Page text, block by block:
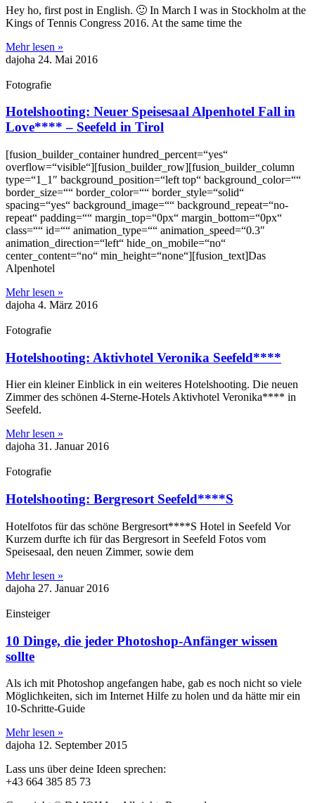
Hey ho, first post in English. 🙂 In March I was in Stockholm at the
Kings of Tennis Congress 2016. At the same time the
Mehr lesen »
dajoha 24. Mai 2016
Fotografie
Hotelshooting: Neuer Speisesaal Alpenhotel Fall in
Love**** – Seefeld in Tirol
[fusion_builder_container hundred_percent=“yes“
overflow=“visible“][fusion_builder_row][fusion_builder_column
type=“1_1″ background_position=“left top“ background_color=““
border_size=““ border_color=““ border_style=“solid“
spacing=“yes“ background_image=““ background_repeat=“no-
repeat“ padding=““ margin_top=“0px“ margin_bottom=“0px“
class=““ id=““ animation_type=““ animation_speed=“0.3″
animation_direction=“left“ hide_on_mobile=“no“
center_content=“no“ min_height=“none“][fusion_text]Das
Alpenhotel
Mehr lesen »
dajoha 4. März 2016
Fotografie
Hotelshooting: Aktivhotel Veronika Seefeld****
Hier ein kleiner Einblick in ein weiteres Hotelshooting. Die neuen
Zimmer des schönen 4-Sterne-Hotels Aktivhotel Veronika**** in
Seefeld.
Mehr lesen »
dajoha 31. Januar 2016
Fotografie
Hotelshooting: Bergresort Seefeld****S
Hotelfotos für das schöne Bergresort****S Hotel in Seefeld Vor
Kurzem durfte ich für das Bergresort in Seefeld Fotos vom
Speisesaal, den neuen Zimmer, sowie dem
Mehr lesen »
dajoha 27. Januar 2016
Einsteiger
10 Dinge, die jeder Photoshop-Anfänger wissen
sollte
Als ich mit Photoshop angefangen habe, gab es noch nicht so viele
Möglichkeiten, sich im Internet Hilfe zu holen und da hätte mir ein
10-Schritte-Guide
Mehr lesen »
dajoha 12. September 2015
Lass uns über deine Ideen sprechen:
+43 664 385 85 73